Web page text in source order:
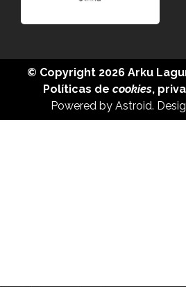
© Copyright 2026 Arku
Políticas de cookies,
Powered by Astroid.